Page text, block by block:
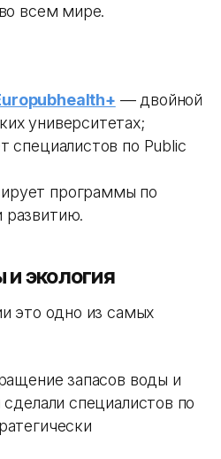
всем мире.
— двойной
университетах;
специалистов по Public
программы по
развитию.
экология
это одно из самых
запасов воды и
специалистов по